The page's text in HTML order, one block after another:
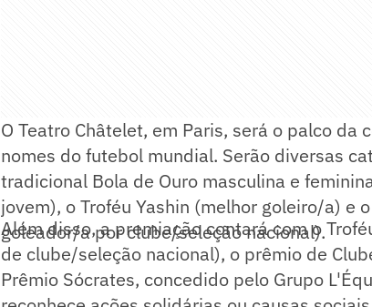
O Teatro Châtelet, em Paris, será o palco da
nomes do futebol mundial. Serão diversas
tradicional Bola de Ouro masculina e
jovem), o Troféu Yashin (melhor goleiro/a) e
goleador/a por clube/seleção nacional).
Além disso, a premiação contará com o
de clube/seleção nacional), o prêmio de
Prêmio Sócrates, concedido pelo Grupo